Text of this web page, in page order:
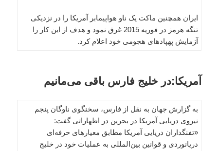
ایران همچنین ماکت یک ناو هواپیمابر آمریکا را در نزدیکی
تنگه هرمز در فوریه 2015 غرق نمود و هدف از این کار را
آزمایش پهپادهای هجومی خود اعلام کرد.
آمریکا:در خلیج فارس باقی می‌مانیم
به گزارش جهان به نقل از فارس، سخنگوی ناوگان پنجم
نیروی دریایی آمریکا در بحرین در اظهاراتی گفت:
«تفنگداران دریایی آمریکا مطابق معیارهای حرفه‌ای
دریانوردی و قوانین بین‌المللی به عملیات خود در خلیج